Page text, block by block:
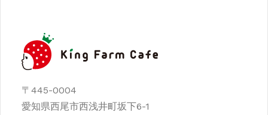
〒445-0004
愛知県西尾市西浅井町坂下6-1